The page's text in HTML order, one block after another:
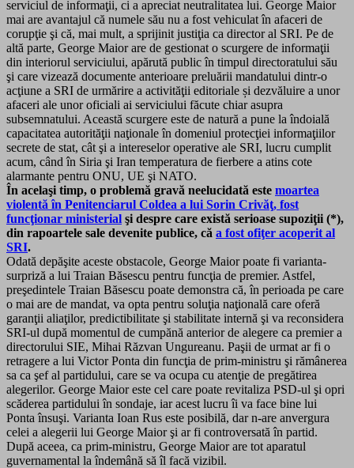
serviciul de informaţii, ci a apreciat neutralitatea lui. George Maior
mai are avantajul că numele său nu a fost vehiculat în afaceri de
corupţie şi că, mai mult, a sprijinit justiţia ca director al SRI. Pe de
altă parte, George Maior are de gestionat o scurgere de informaţii
din interiorul serviciului, apărută public în timpul directoratului său
şi care vizează documente anterioare preluării mandatului dintr-o
acţiune a SRI de urmărire a activităţii editoriale și dezvăluire a unor
afaceri ale unor oficiali ai serviciului făcute chiar asupra
subsemnatului. Această scurgere este de natură a pune la îndoială
capacitatea autorităţii naţionale în domeniul protecţiei informaţiilor
secrete de stat, cât şi a intereselor operative ale SRI, lucru cumplit
acum, când în Siria şi Iran temperatura de fierbere a atins cote
alarmante pentru ONU, UE şi NATO.
În acelaşi timp, o problemă gravă neelucidată este moartea
violentă în Penitenciarul Coldea a lui Sorin Crivăţ, fost
funcţionar ministerial şi despre care există serioase supoziţii (*),
din rapoartele sale devenite publice, că a fost ofiţer acoperit al
SRI.
Odată depăşite aceste obstacole, George Maior poate fi varianta-
surpriză a lui Traian Băsescu pentru funcţia de premier. Astfel,
preşedintele Traian Băsescu poate demonstra că, în perioada pe care
o mai are de mandat, va opta pentru soluţia naţională care oferă
garanţii aliaţilor, predictibilitate şi stabilitate internă şi va reconsidera
SRI-ul după momentul de cumpănă anterior de alegere ca premier a
directorului SIE, Mihai Răzvan Ungureanu. Paşii de urmat ar fi o
retragere a lui Victor Ponta din funcţia de prim-ministru şi rămânerea
sa ca şef al partidului, care se va ocupa cu atenţie de pregătirea
alegerilor. George Maior este cel care poate revitaliza PSD-ul şi opri
scăderea partidului în sondaje, iar acest lucru îi va face bine lui
Ponta însuşi. Varianta Ioan Rus este posibilă, dar n-are anvergura
celei a alegerii lui George Maior şi ar fi controversată în partid.
După aceea, ca prim-ministru, George Maior are tot aparatul
guvernamental la îndemână să îl facă vizibil.